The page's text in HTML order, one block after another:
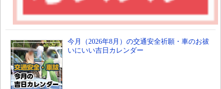
今月（2026年8月）の交通安全祈願・車のお祓
いにいい吉日カレンダー